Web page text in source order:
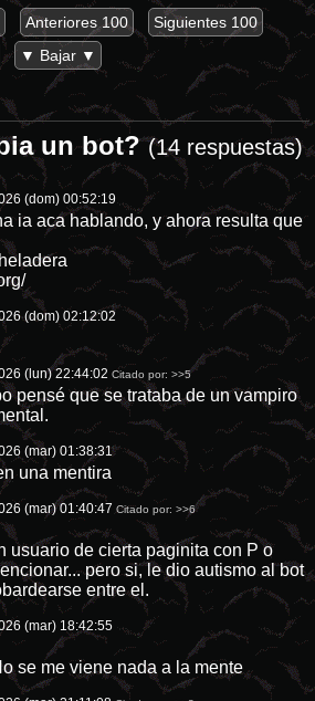
Anteriores 100
Siguientes 100
▼ Bajar ▼
un bot?(14 respuestas)
(dom) 00:52:19
ia aca hablando, y ahora resulta que
(dom) 02:12:02
(lun) 22:44:02 Citado por:>>5
pensé que se trataba de un vampiro
(mar) 01:38:31
una mentira
(mar) 01:40:47 Citado por:>>6
usuario de cierta paginita con P o
pero si, le dio autismo al bot
entre el.
(mar) 18:42:55
se me viene nada a la mente